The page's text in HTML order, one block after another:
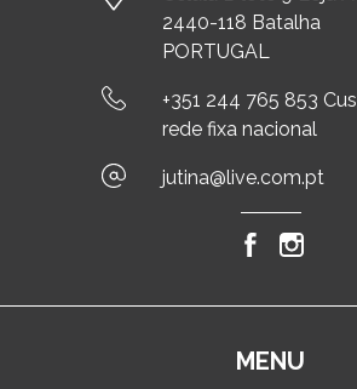
2440-118 Batalha
PORTUGAL
+351 244 765 853
rede fixa nacional
jutina@live.com.pt
MENU